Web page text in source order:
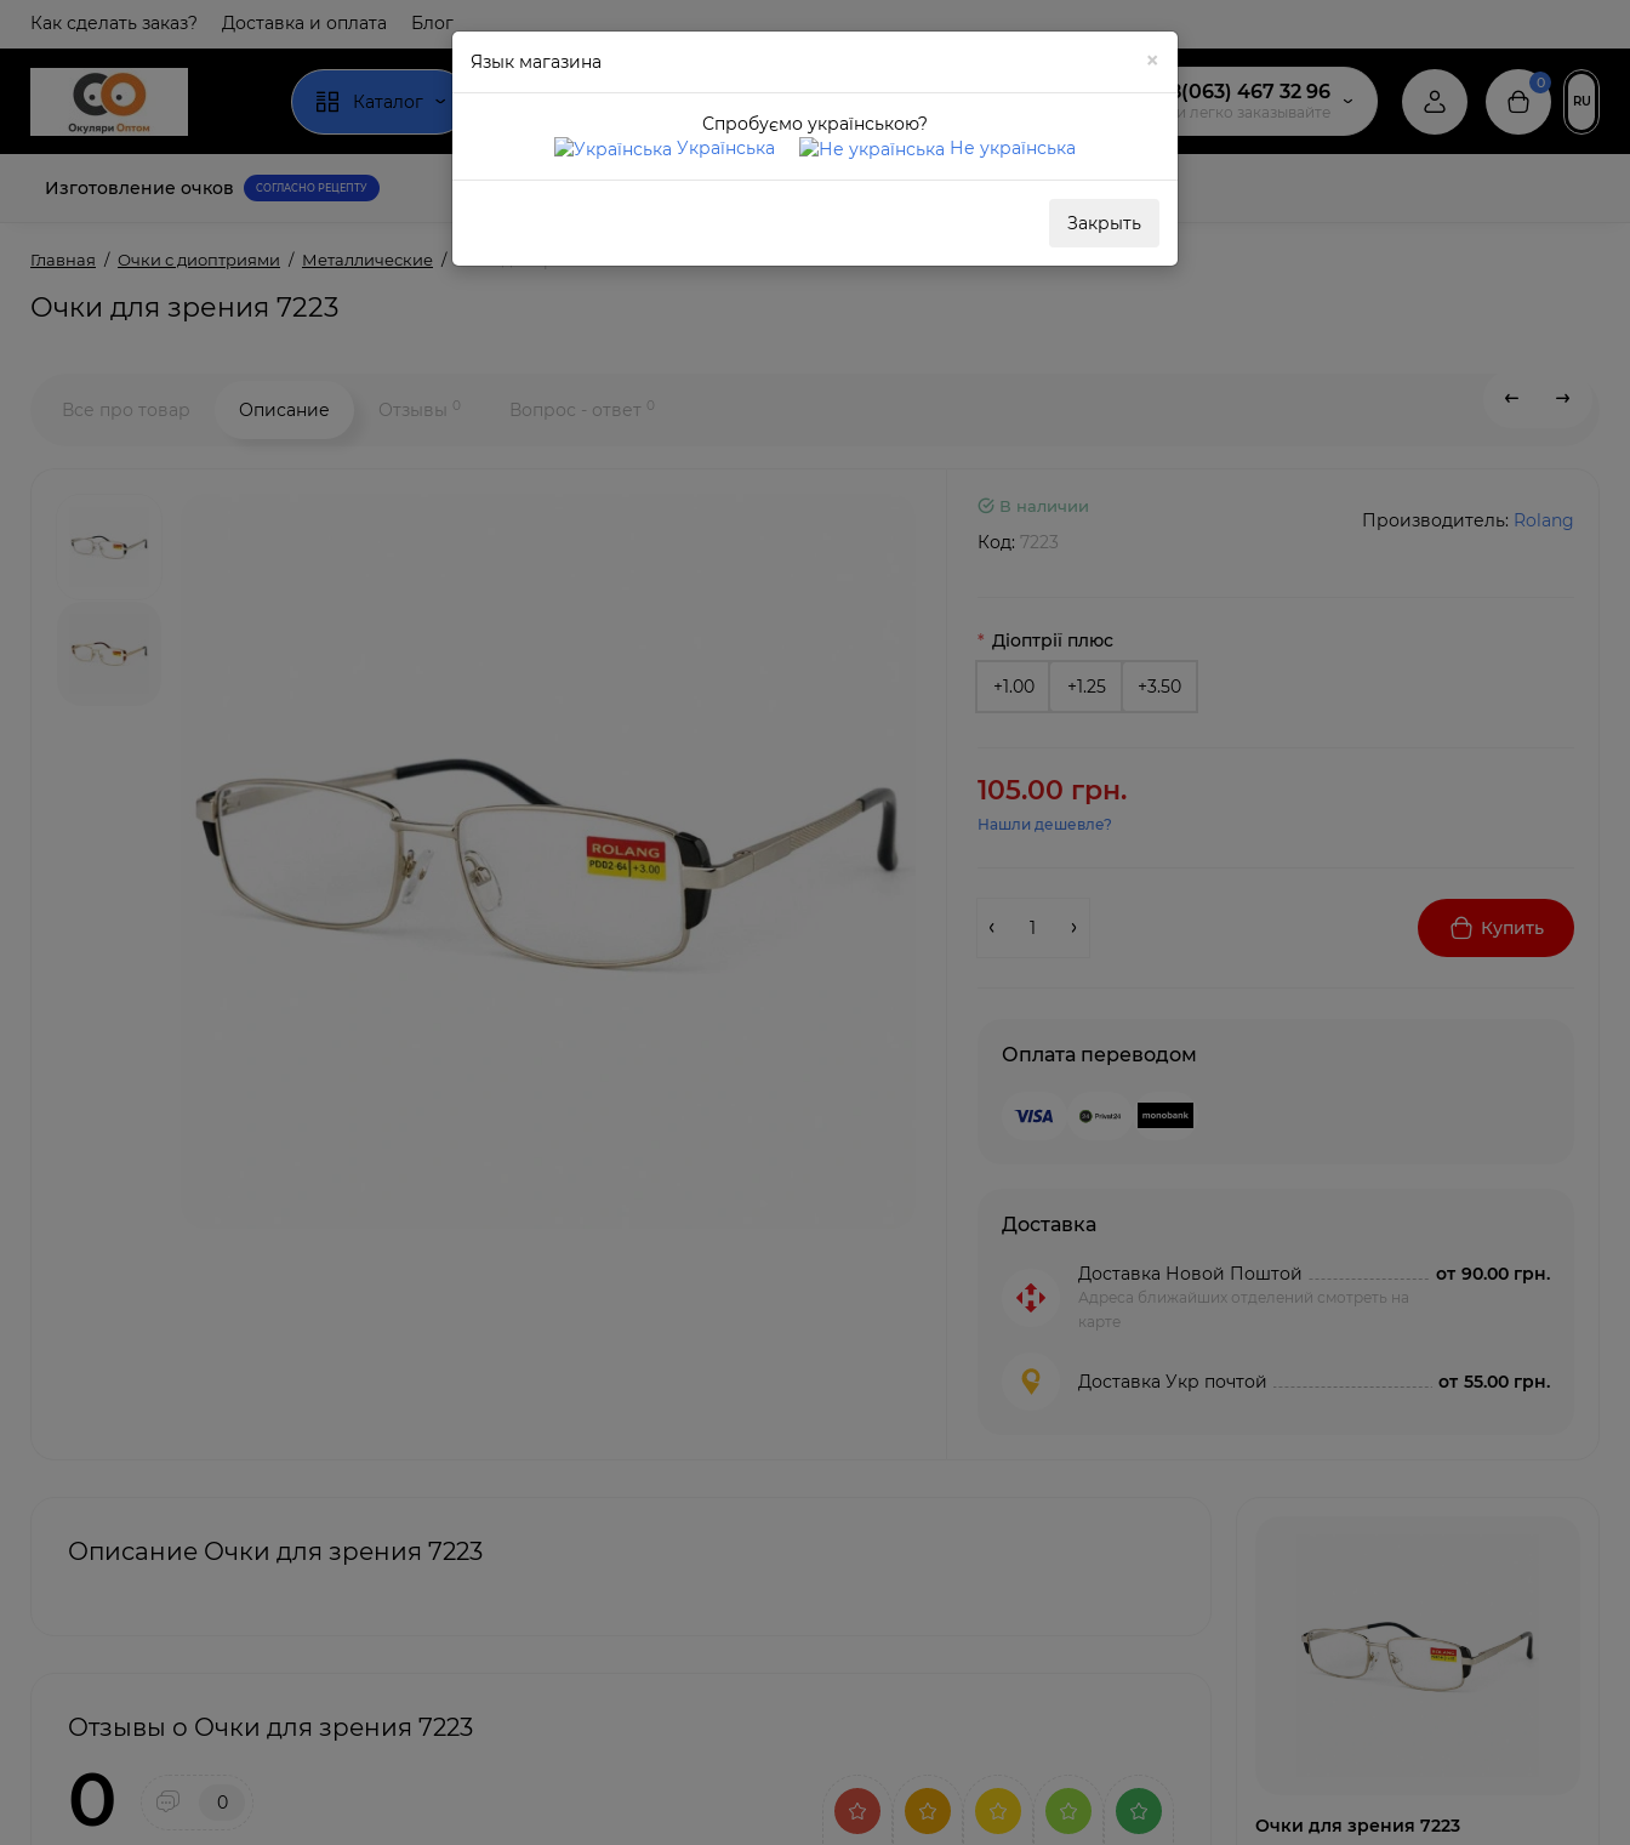
Как сделать заказ? Доставка и оплата Блог
Каталог +38(063) 467 32 96
звоните и легко заказывайте
0
RU
Изготовление очков СОГЛАСНО РЕЦЕПТУ
Главная Очки с диоптриями Металлические
Очки для зрения 7223
×
Язык магазина
Спробуємо українською?
Українська
Не українська
Закрыть
Все про товар Описание Отзывы 0 Вопрос - ответ 0
В наличии
Код: 7223
Производитель: Rolang
Діоптрії плюс
+1.00 +1.25 +3.50
105.00 грн.
Нашли дешевле?
Купить
Оплата переводом
Доставка
Доставка Новой Поштой
Адреса ближайших отделений смотреть на
карте
от 90.00 грн.
Доставка Укр почтой от 55.00 грн.
Описание Очки для зрения 7223
Отзывы о Очки для зрения 7223
0 0
Очки для зрения 7223